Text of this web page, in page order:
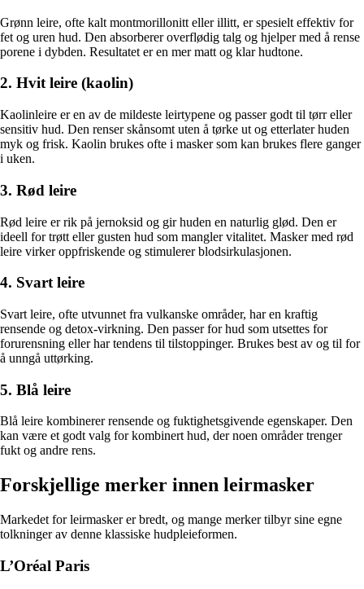
Grønn leire, ofte kalt montmorillonitt eller illitt, er spesielt effektiv for
fet og uren hud. Den absorberer overflødig talg og hjelper med å rense
porene i dybden. Resultatet er en mer matt og klar hudtone.
2. Hvit leire (kaolin)
Kaolinleire er en av de mildeste leirtypene og passer godt til tørr eller
sensitiv hud. Den renser skånsomt uten å tørke ut og etterlater huden
myk og frisk. Kaolin brukes ofte i masker som kan brukes flere ganger
i uken.
3. Rød leire
Rød leire er rik på jernoksid og gir huden en naturlig glød. Den er
ideell for trøtt eller gusten hud som mangler vitalitet. Masker med rød
leire virker oppfriskende og stimulerer blodsirkulasjonen.
4. Svart leire
Svart leire, ofte utvunnet fra vulkanske områder, har en kraftig
rensende og detox-virkning. Den passer for hud som utsettes for
forurensning eller har tendens til tilstoppinger. Brukes best av og til for
å unngå uttørking.
5. Blå leire
Blå leire kombinerer rensende og fuktighetsgivende egenskaper. Den
kan være et godt valg for kombinert hud, der noen områder trenger
fukt og andre rens.
Forskjellige merker innen leirmasker
Markedet for leirmasker er bredt, og mange merker tilbyr sine egne
tolkninger av denne klassiske hudpleieformen.
L’Oréal Paris